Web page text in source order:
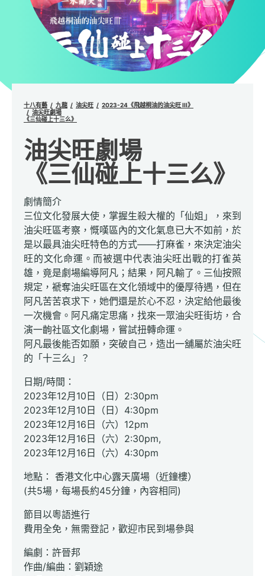
十八有藝 九龍 油尖旺
2023-24《飛越桐油的油尖旺 III》
油尖旺劇場
《三仙碰上十三么》
油尖旺劇場
《三仙碰上十三么》
劇情簡介
三位文化發展大使，掌握生殺大權的「仙姐」，來到
油尖旺區考察，慨嘆區內的文化氣息已大不如前，於
是以最具油尖旺特色的方式——打麻雀，來決定油尖
旺的文化命運。而被選中代表油尖旺出戰的打雀英
雄，竟是劇場編導阿凡；結果，阿凡輸了。三仙按照
規定，褫奪油尖旺區在文化領域中的優厚待遇，但在
阿凡苦苦哀求下，她們還是於心不忍，決定給他最後
一次機會。阿凡痛定思痛，找來一眾油尖旺街坊，合
演一齣社區文化劇場，嘗試扭轉命運。
阿凡最後能否如願，突破自己，造出一舖屬於油尖旺
的「十三么」？
日期/時間：
2023年12月10日（日）2:30pm
2023年12月10日（日）4:30pm
2023年12月16日（六）12pm
2023年12月16日（六）2:30pm,
2023年12月16日（六）4:30pm
地點： 香港文化中心露天廣場（近鐘樓）
(共5場，每場長約45分鐘，內容相同)
節目以粵語進行
費用全免，無需登記，歡迎市民到場參與
編劇：許晉邦
作曲/編曲：劉穎途